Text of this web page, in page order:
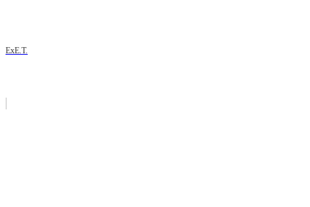
ExE.T.